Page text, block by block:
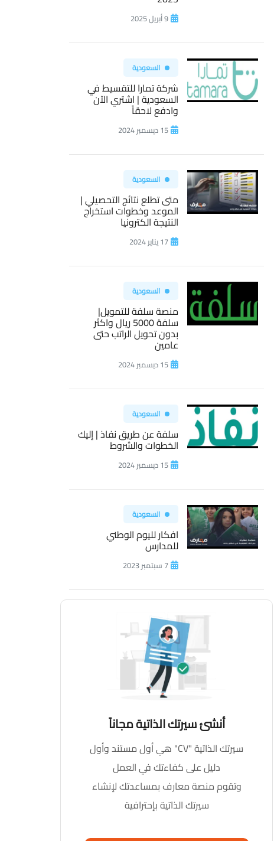
9 أبريل 2025
السعودية
شركة تمارا للتقسيط في
السعودية | اشتري الآن
وادفع لاحقاً
15 ديسمبر 2024
السعودية
متى تطلع نتائج التحصيلي |
الموعد وخطوات استخراج
النتيجة الكترونيا
17 يناير 2024
السعودية
منصة سلفة للتمويل|
سلفة 5000 ريال واكثر
بدون تحويل الراتب حتى
عامين
15 ديسمبر 2024
السعودية
سلفة عن طريق نفاذ | إليك
الخطوات والشروط
15 ديسمبر 2024
السعودية
افكار لليوم الوطني
للمدارس
7 سبتمبر 2023
أنشئ سيرتك الذاتية مجاناً
سيرتك الذاتية "CV" هي أول مستند وأول
دليل على كفاءتك في العمل
وتقوم منصة معارف بمساعدتك لإنشاء
سيرتك الذاتية بإحترافية